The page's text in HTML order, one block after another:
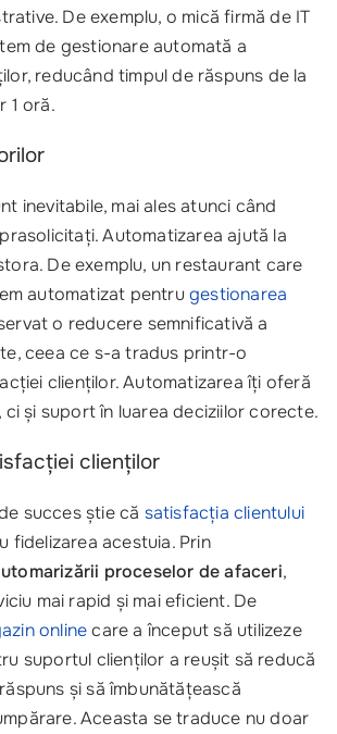
De exemplu, o mică firmă de IT
de gestionare automată a
reducând timpul de răspuns de la
1 oră.
inevitabile, mai ales atunci când
Automatizarea ajută la
De exemplu, un restaurant care
automatizat pentrugestionarea
o reducere semnificativă a
ceea ce s-a tradus printr-o
clienților. Automatizarea îți oferă
ci și suport în luarea deciziilor corecte.
clienților
succes știe că satisfacția clientului
fidelizarea acestuia. Prin
proceselor de afaceri,
mai rapid și mai eficient. De
onlinecare a început să utilizeze
suportul clienților a reușit să reducă
și să îmbunătățească
Aceasta se traduce nu doar